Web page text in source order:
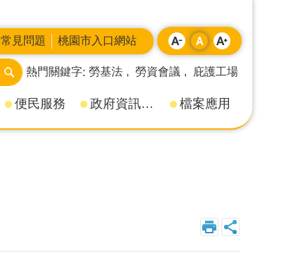
常見問題 桃園市入口網站
熱門關鍵字 勞基法 勞資會議 庇護工場
便民服務 政府資訊公開 檔案應用